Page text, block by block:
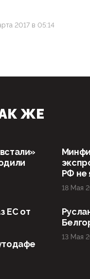
2017 в 05:14
ЖЕ
РФ не
18 Мая
ЕС от
13 Мая